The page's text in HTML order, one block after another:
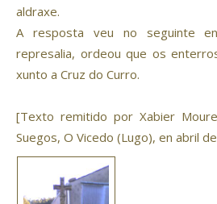
aldraxe.
A resposta veu no seguinte
represalia, ordeou que os
xunto a Cruz do Curro.
[Texto remitido por Xabier
Suegos, O Vicedo (Lugo), en abril